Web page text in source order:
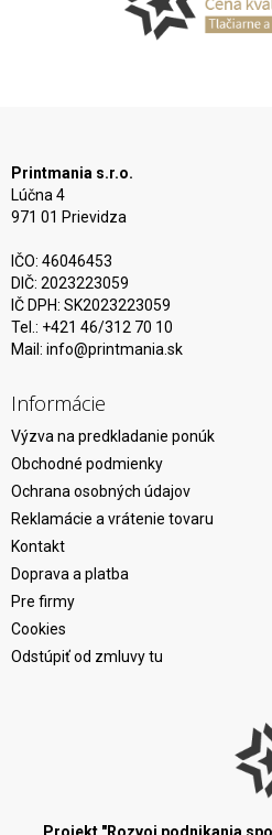
Printmania s.r.o.
Lúčna 4
971 01 Prievidza
IČO: 46046453
DIČ: 2023223059
IČ DPH: SK2023223059
Tel.: +421 46/312 70 10
Mail: info@printmania.sk
Informácie
Výzva na predkladanie ponúk
Obchodné podmienky
Ochrana osobných údajov
Reklamácie a vrátenie tovaru
Kontakt
Doprava a platba
Pre firmy
Cookies
Odstúpiť od zmluvy tu